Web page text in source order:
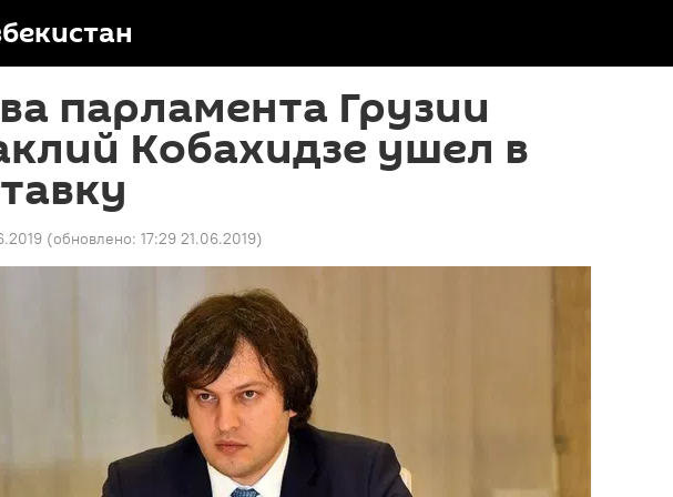
парламента Грузии
Кобахидзе ушел в
(обновлено: 17:29 21.06.2019)